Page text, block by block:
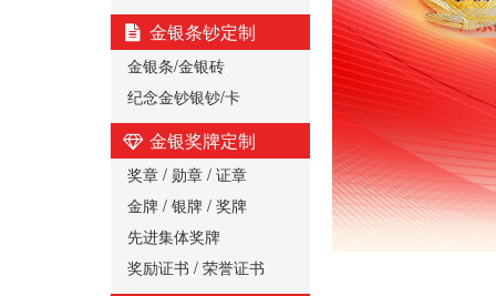
金银条钞定制
金银条/金银砖
纪念金钞银钞/卡
金银奖牌定制
奖章 / 勋章 / 证章
金牌 / 银牌 / 奖牌
先进集体奖牌
奖励证书 / 荣誉证书